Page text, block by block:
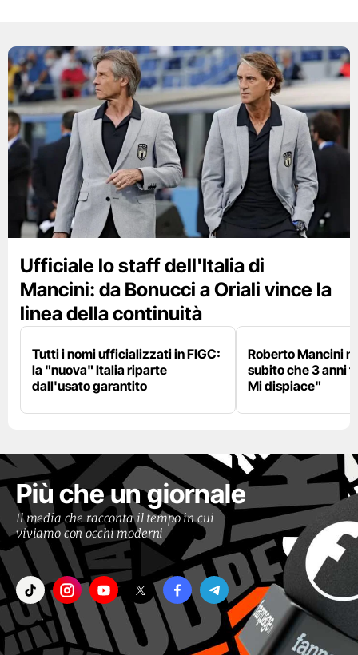
Ufficiale lo staff dell'Italia di
Mancini: da Bonucci a Oriali vince la
linea della continuità
Tutti i nomi ufficializzati in FIGC:
la "nuova" Italia riparte
dall'usato garantito
Roberto Mancini
subito che 3 anni
Mi dispiace"
Più che un giornale
Il media che racconta il tempo in cui
viviamo con occhi moderni